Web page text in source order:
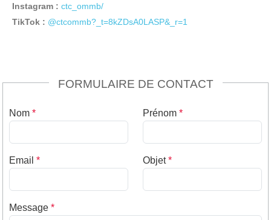
Instagram : ctc_ommb/
TikTok : @ctcommb?_t=8kZDsA0LASP&_r=1
FORMULAIRE DE CONTACT
Nom * Prénom *
Email * Objet*
Message *